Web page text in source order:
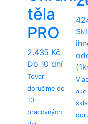
těla
PRO
2.435 Kč
Do 10 dní
Tovar
doručíme do
10
pracovných
ako